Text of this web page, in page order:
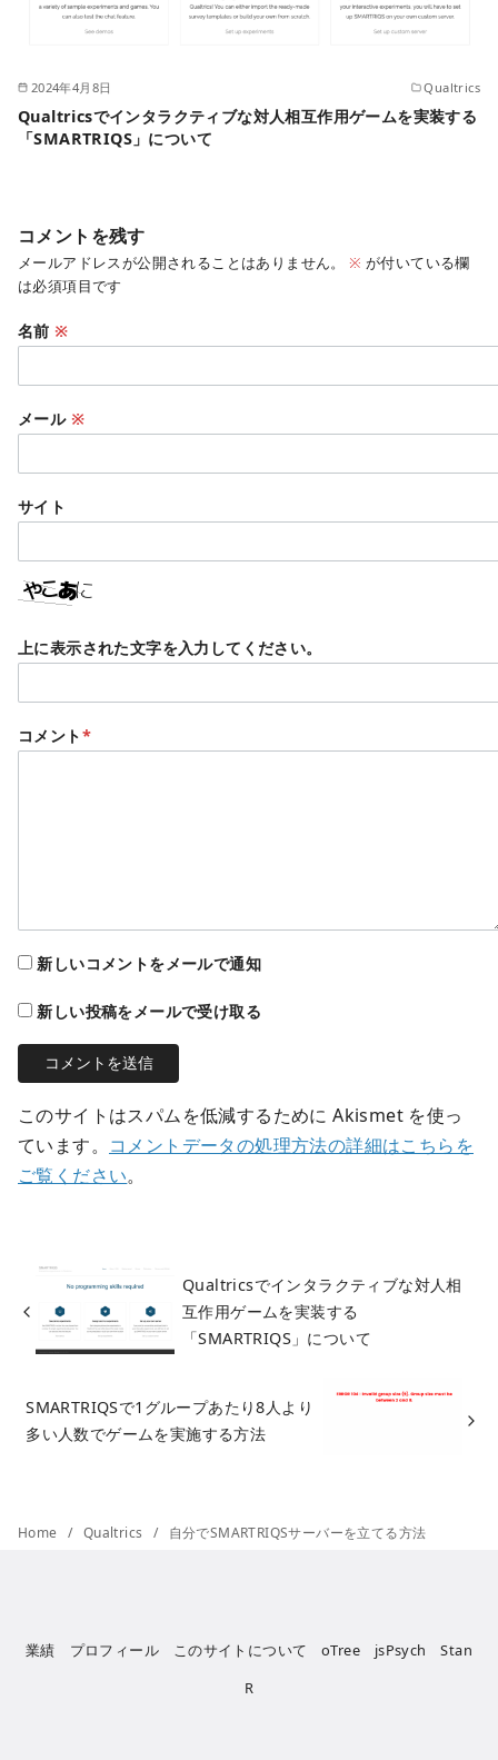
2024年4月8日 Qualtrics
Qualtricsでインタラクティブな対人相互作用ゲームを実装する
「SMARTRIQS」について
コメントを残す
メールアドレスが公開されることはありません。 ※ が付いている欄
は必須項目です
名前※
メール ※
サイト
上に表示された文字を入力してください。
コメント*
新しいコメントをメールで通知
新しい投稿をメールで受け取る
このサイトはスパムを低減するために Akismet を使っ
ています。 コメントデータの処理方法の詳細はこちらを
ご覧ください。
Qualtricsでインタラクティブな対人相
互作用ゲームを実装する
「SMARTRIQS」について
SMARTRIQSで1グループあたり8人より
多い人数でゲームを実施する方法
Home Qualtrics 自分でSMARTRIQSサーバーを立てる方法
業績 プロフィール このサイトについて oTree jsPsych
Stan
R